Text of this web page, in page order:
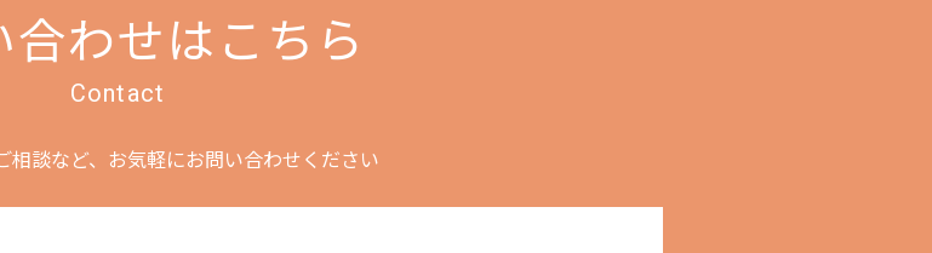
合わせはこちら
Contact
談など、 お気軽にお問い合わせください